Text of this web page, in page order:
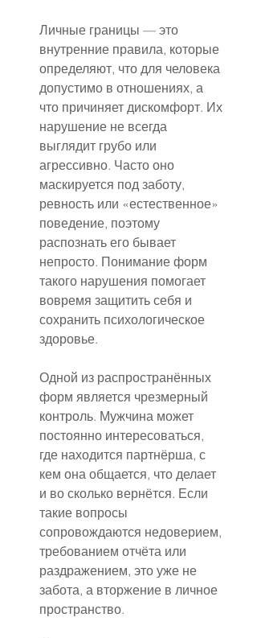
Личные границы — это
внутренние правила, которые
определяют, что для человека
допустимо в отношениях, а
что причиняет дискомфорт. Их
нарушение не всегда
выглядит грубо или
агрессивно. Часто оно
маскируется под заботу,
ревность или «естественное»
поведение, поэтому
распознать его бывает
непросто. Понимание форм
такого нарушения помогает
вовремя защитить себя и
сохранить психологическое
здоровье.
Одной из распространённых
форм является чрезмерный
контроль. Мужчина может
постоянно интересоваться,
где находится партнёрша, с
кем она общается, что делает
и во сколько вернётся. Если
такие вопросы
сопровождаются недоверием,
требованием отчёта или
раздражением, это уже не
забота, а вторжение в личное
пространство.